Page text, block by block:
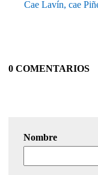
Cae Lavín, cae
0 COMENTARIOS
Nombre